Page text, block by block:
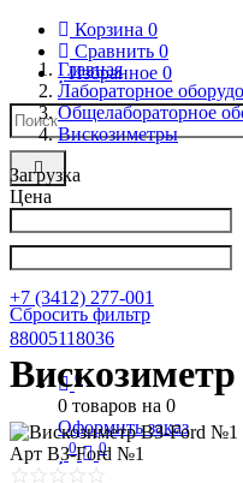
Корзина 0
Сравнить 0
Избранное 0
Написать в Телеграм
+7 (3412) 277-001
88005118036
0
0 товаров на 0
Оформить заказ
0 0
Главная
Лабораторное
Общелабораторное
Вискозиметры
Загрузка
Цена
Сбросить фильтр
Арт ВЗ-Ford №1